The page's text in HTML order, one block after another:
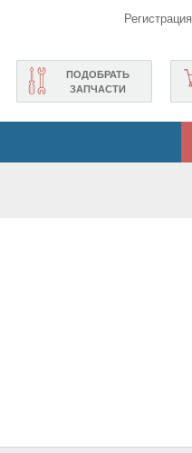
Регистрация
ПОДОБРАТЬ
ЗАПЧАСТИ